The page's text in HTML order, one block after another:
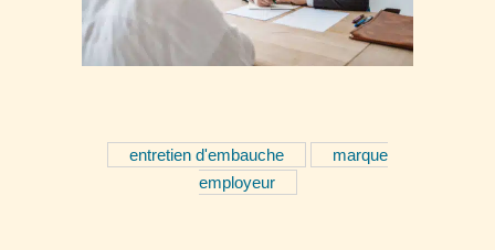
entretien d'embauche
marque
employeur